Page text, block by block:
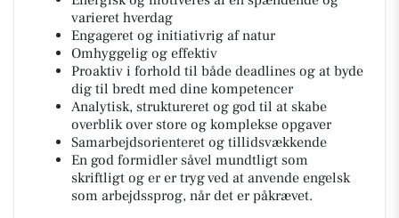
varieret hverdag
Engageret og initiativrig af natur
Omhyggelig og effektiv
Proaktiv i forhold til både deadlines og at byde
dig til bredt med dine kompetencer
Analytisk, struktureret og god til at skabe
overblik over store og komplekse opgaver
Samarbejdsorienteret og tillidsvækkende
En god formidler såvel mundtligt som
skriftligt og er er tryg ved at anvende engelsk
som arbejdssprog, når det er påkrævet.